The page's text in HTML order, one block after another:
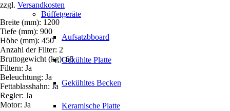
Büffetgeräte
Aufsatzbboard
Gekühlte Platte
Gekühltes Becken
Keramische Platte
zzgl. Versandkosten
Breite (mm): 1200
Tiefe (mm): 900
Höhe (mm): 450
Anzahl der Filter: 2
Bruttogewicht (kg): 65
Filtern: Ja
Beleuchtung: Ja
Fettablasshahn: Ja
Regler: Ja
Motor: Ja